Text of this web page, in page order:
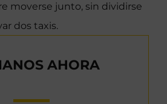
moverse junto, sin dividirse
dos taxis.
AHORA